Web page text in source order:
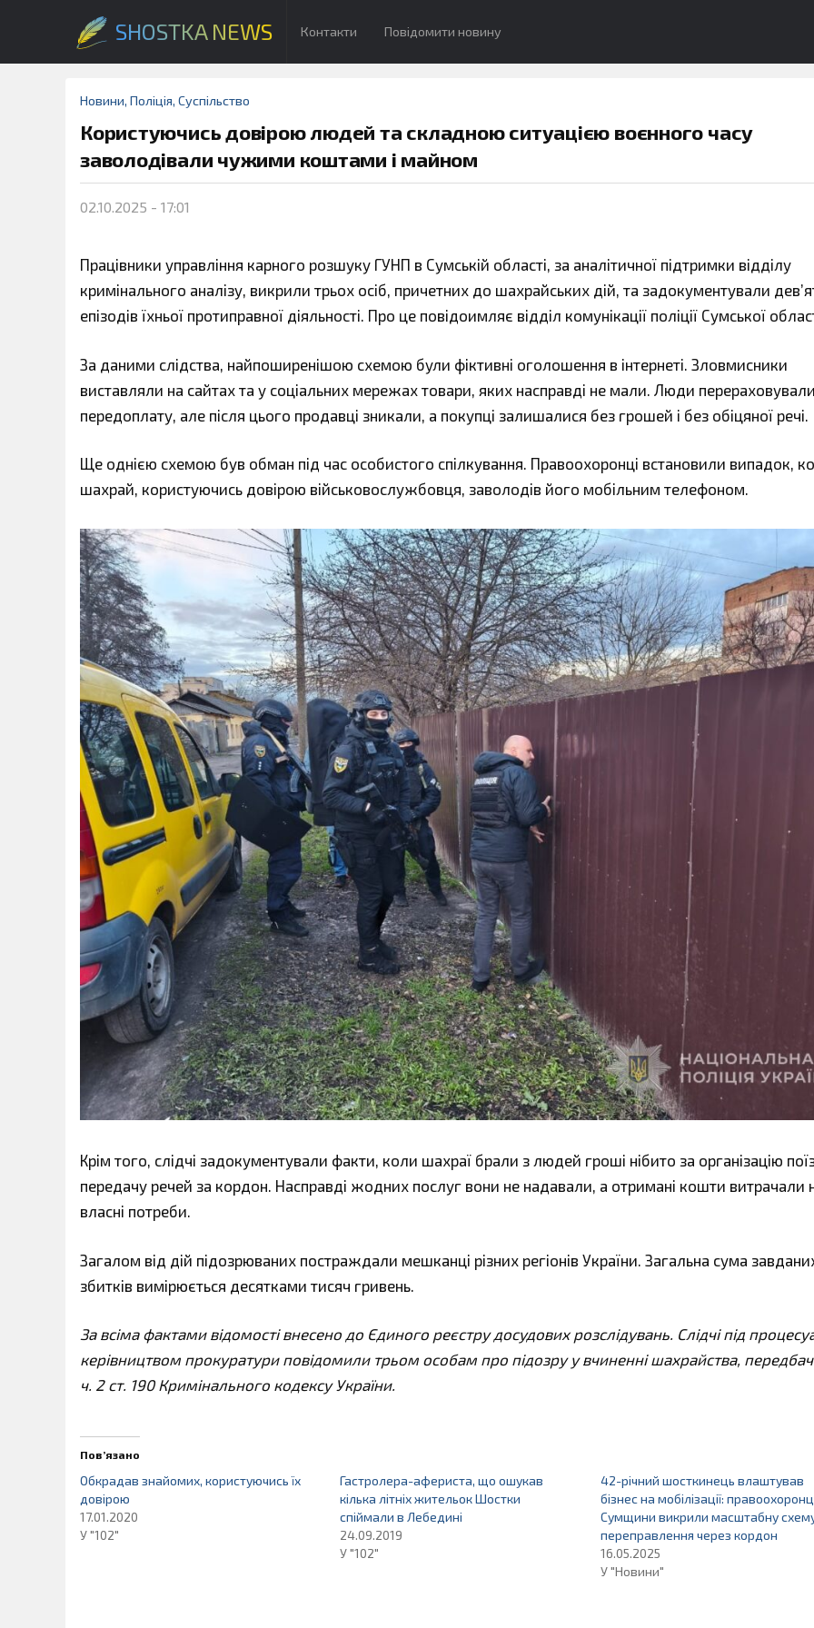
SHOSTKA NEWS Контакти Повідомити новину
Новини, Поліція, Суспільство
Користуючись довірою людей та складною ситуацією воєнного часу
заволодівали чужими коштами і майном
02.10.2025 - 17:01
Працівники управління карного розшуку ГУНП в Сумській області, за аналітичної підтримки відділу
кримінального аналізу, викрили трьох осіб, причетних до шахрайських дій, та задокументували
епізодів їхньої протиправної діяльності. Про це повідоимляє відділ комунікації поліції Сумської
За даними слідства, найпоширенішою схемою були фіктивні оголошення в інтернеті. Зловмисники
виставляли на сайтах та у соціальних мережах товари, яких насправді не мали. Люди
передоплату, але після цього продавці зникали, а покупці залишалися без грошей і без обіцяної речі.
Ще однією схемою був обман під час особистого спілкування. Правоохоронці встановили випадок,
шахрай, користуючись довірою військовослужбовця, заволодів його мобільним телефоном.
Крім того, слідчі задокументували факти, коли шахраї брали з людей гроші нібито за організацію
передачу речей за кордон. Насправді жодних послуг вони не надавали, а отримані кошти витрачали
власні потреби.
Загалом від дій підозрюваних постраждали мешканці різних регіонів України. Загальна сума
збитків вимірюється десятками тисяч гривень.
За всіма фактами відомості внесено до Єдиного реєстру досудових розслідувань. Слідчі під
керівництвом прокуратури повідомили трьом особам про підозру у вчиненні шахрайства,
ч. 2 ст. 190 Кримінального кодексу України.
Пов’язано
Обкрадав знайомих, користуючись їх
довірою
17.01.2020
У "102"
Гастролера-афериста, що ошукав
кілька літніх жительок Шостки
спіймали в Лебедині
24.09.2019
У "102"
42-річний шосткинець влаштував
бізнес на мобілізації:
Сумщини викрили масштабну
переправлення через кордон
16.05.2025
У "Новини"